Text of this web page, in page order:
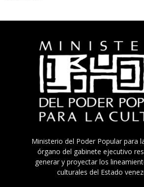
Ministerio del Poder Popular para
órgano del gabinete ejecutivo
generar y proyectar los
culturales del Estado